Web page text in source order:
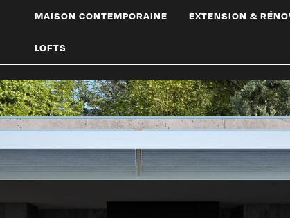
MAISON CONTEMPORAINE EXTENSION &
LOFTS